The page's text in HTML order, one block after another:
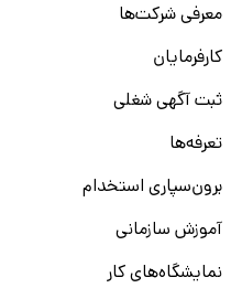
معرفی شرکت‌ها
کارفرمایان
ثبت آگهی شغلی
تعرفه‌ها
برون‌سپاری استخدام
آموزش سازمانی
نمایشگاه‌های کار